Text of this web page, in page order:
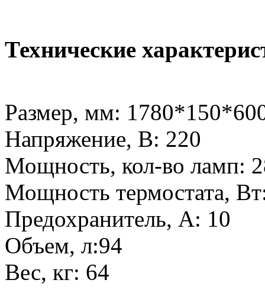
Технические
Размер, мм:
Напряжение, В: 220
Мощность, кол-во ламп:
Мощность термостата,
Предохранитель, А: 10
Объем, л:94
Вес, кг: 64